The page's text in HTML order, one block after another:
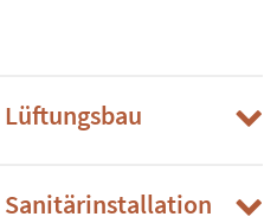
Lüftungsbau
Sanitärinstallation